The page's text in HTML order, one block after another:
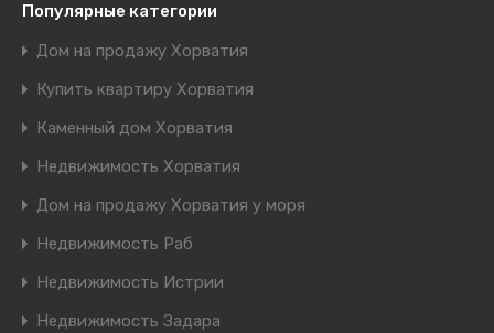
Популярные категории
Дом на продажу Хорватия
Купить квартиру Хорватия
Каменный дом Хорватия
Недвижимость Хорватия
Дом на продажу Хорватия у моря
Недвижимость Раб
Недвижимость Истрии
Недвижимость Задара